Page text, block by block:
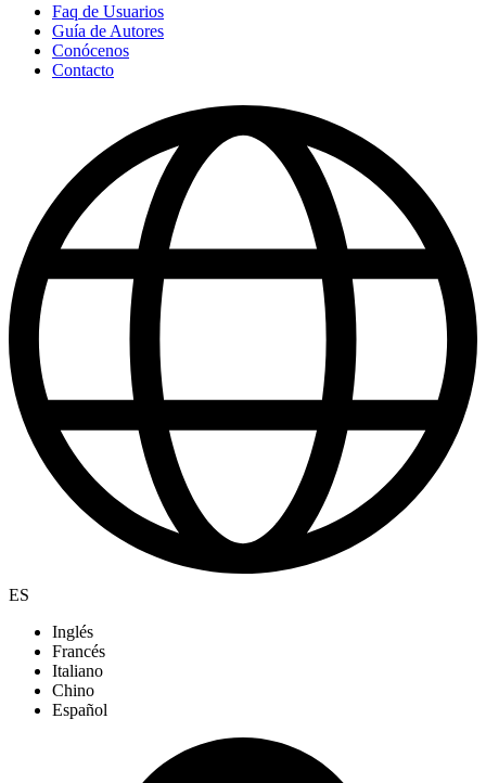
Faq de Usuarios
Guía de Autores
Conócenos
Contacto
ES
Inglés
Francés
Italiano
Chino
Español